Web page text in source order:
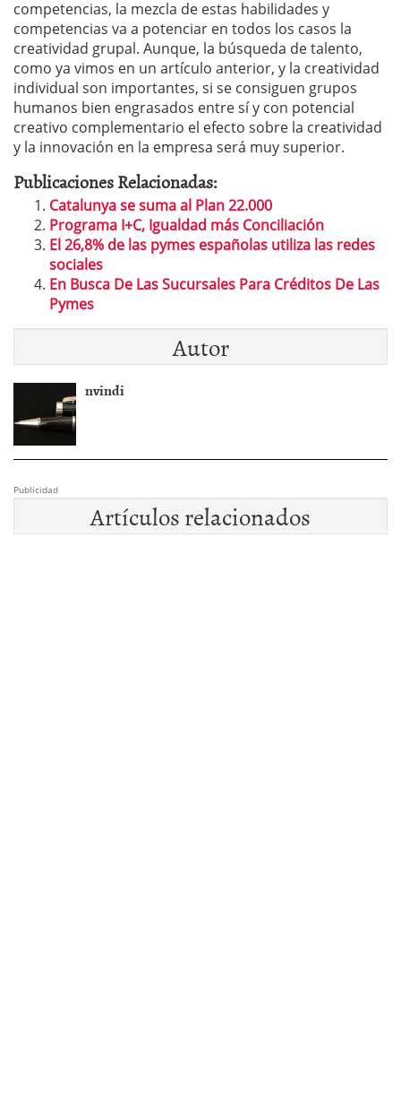
competencias, la mezcla de estas habilidades y
competencias va a potenciar en todos los casos la
creatividad grupal. Aunque, la búsqueda de talento,
como ya vimos en un artículo anterior, y la creatividad
individual son importantes, si se consiguen grupos
humanos bien engrasados entre sí y con potencial
creativo complementario el efecto sobre la creatividad
y la innovación en la empresa será muy superior.
Publicaciones Relacionadas:
Catalunya se suma al Plan 22.000
Programa I+C, Igualdad más Conciliación
El 26,8% de las pymes españolas utiliza las redes
sociales
En Busca De Las Sucursales Para Créditos De Las
Pymes
Autor
nvindi
Publicidad
Artículos relacionados